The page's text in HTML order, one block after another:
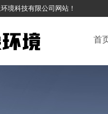
境科技有限公司网站！
首